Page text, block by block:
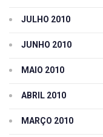
JULHO 2010
JUNHO 2010
MAIO 2010
ABRIL 2010
MARÇO 2010